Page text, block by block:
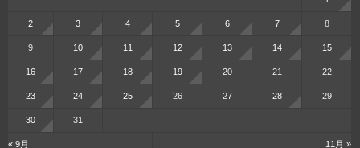
« 9月 11月 »
2 3 4 5 6 7 8
9 10 11 12 13 14 15
16 17 18 19 20 21 22
23 24 25 26 27 28 29
30 31